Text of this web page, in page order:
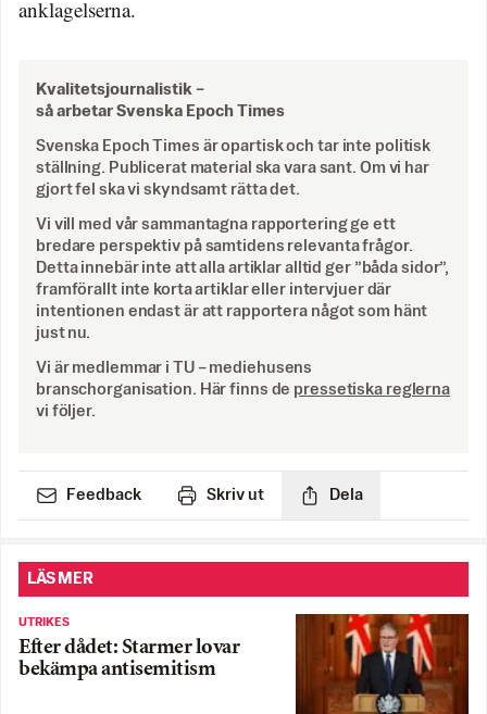
anklagelserna.
Kvalitetsjournalistik –
så arbetar Svenska Epoch Times
Svenska Epoch Times är opartisk och tar inte politisk
ställning. Publicerat material ska vara sant. Om vi har
gjort fel ska vi skyndsamt rätta det.
Vi vill med vår sammantagna rapportering ge ett
bredare perspektiv på samtidens relevanta frågor.
Detta innebär inte att alla artiklar alltid ger ”båda sidor”,
framförallt inte korta artiklar eller intervjuer där
intentionen endast är att rapportera något som hänt
just nu.
Vi är medlemmar i TU – mediehusens
branschorganisation. Här finns de pressetiska reglerna
vi följer.
Feedback Skriv ut Dela
LÄS MER
UTRIKES
Efter dådet: Starmer lovar
bekämpa antisemitism